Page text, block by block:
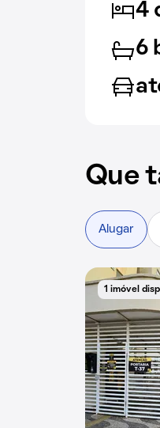
4
6
Que
Alugar
1 imóvel